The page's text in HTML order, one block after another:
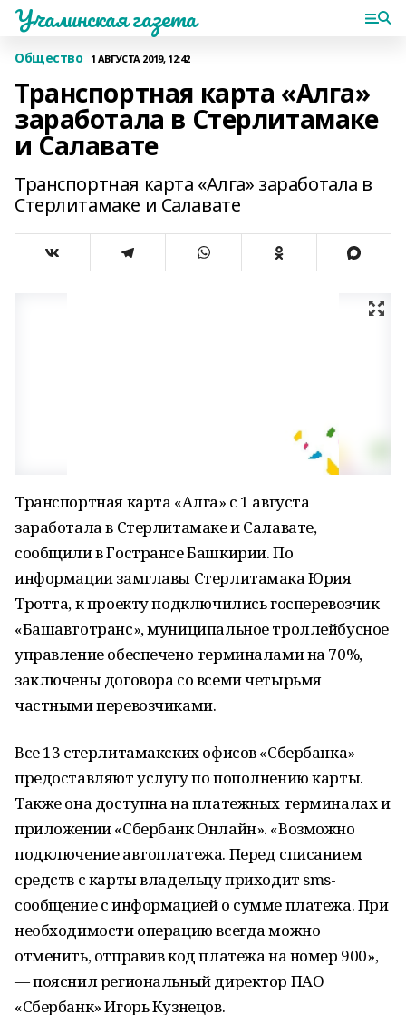
Учалинская газета
Общество 1 АВГУСТА 2019, 12:42
Транспортная карта «Алга»
заработала в Стерлитамаке
и Салавате
Транспортная карта «Алга» заработала в
Стерлитамаке и Салавате
Транспортная карта «Алга» с 1 августа
заработала в Стерлитамаке и Салавате,
сообщили в Гострансе Башкирии. По
информации замглавы Стерлитамака Юрия
Тротта, к проекту подключились госперевозчик
«Башавтотранс», муниципальное троллейбусное
управление обеспечено терминалами на 70%,
заключены договора со всеми четырьмя
частными перевозчиками.
Все 13 стерлитамакских офисов «Сбербанка»
предоставляют услугу по пополнению карты.
Также она доступна на платежных терминалах и
приложении «Сбербанк Онлайн». «Возможно
подключение автоплатежа. Перед списанием
средств с карты владельцу приходит sms-
сообщение с информацией о сумме платежа. При
необходимости операцию всегда можно
отменить, отправив код платежа на номер 900»,
— пояснил региональный директор ПАО
«Сбербанк» Игорь Кузнецов.